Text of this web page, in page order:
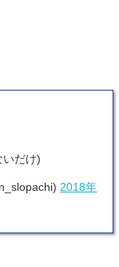
だけ)
2018年